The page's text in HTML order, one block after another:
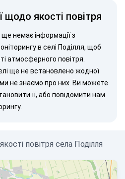
щодо якості повітря
немає інформації з
в селі Поділля, щоб
атмосферного повітря.
ще не встановлено жодної
ми не знаємо про них. Ви можете
її, або повідомити нам
повітря села Поділля